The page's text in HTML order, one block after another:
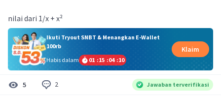
nilai dari 1/x + x²
Ikuti Tryout SNBT & Menangkan E-Wallet
100rb
Habis dalam
01 :15 :04 :09
Klaim
5 2 Jawaban terverifikasi